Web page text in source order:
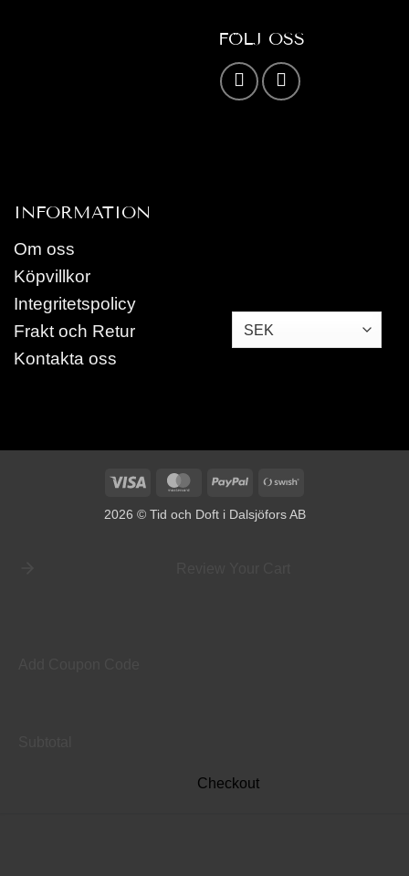
FÖLJ OSS
INFORMATION
Om oss
Köpvillkor
Integritetspolicy
Frakt och Retur
Kontakta oss
Visa MasterCardPayPal
Swish
2026 © Tid och Doft i Dalsjöfors AB
Checkout